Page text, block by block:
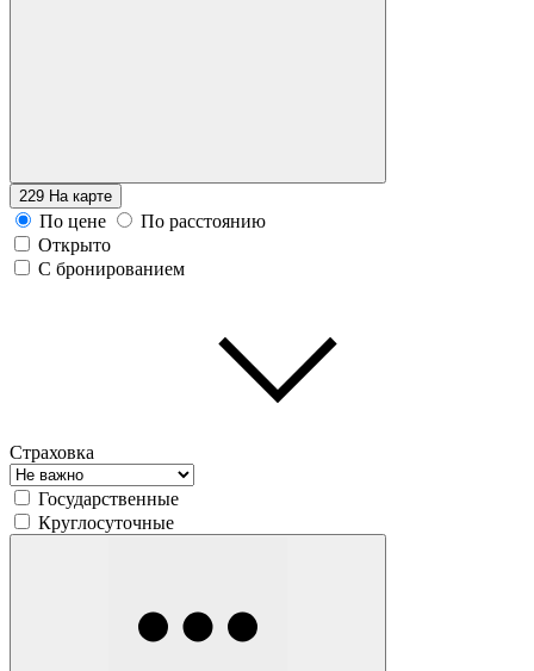
229 На карте
По цене
По расстоянию
Открыто
С бронированием
Страховка
Государственные
Круглосуточные